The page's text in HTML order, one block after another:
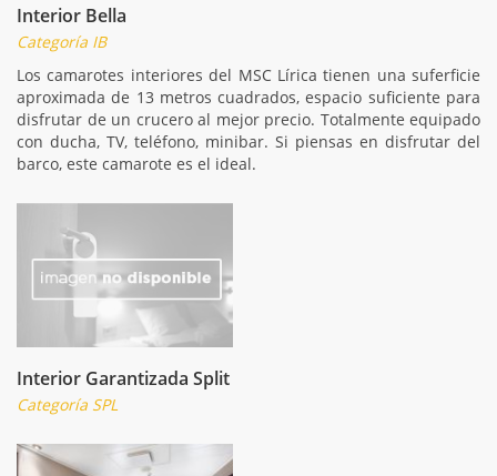
Interior Bella
Categoría IB
Los camarotes interiores del MSC Lírica tienen una suferficie
aproximada de 13 metros cuadrados, espacio suficiente para
disfrutar de un crucero al mejor precio. Totalmente equipado
con ducha, TV, teléfono, minibar. Si piensas en disfrutar del
barco, este camarote es el ideal.
Interior Garantizada Split
Categoría SPL